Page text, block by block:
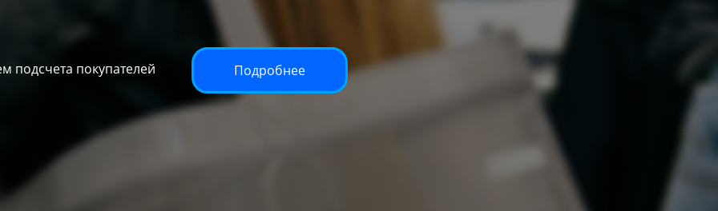
подсчета покупателей Подробнее